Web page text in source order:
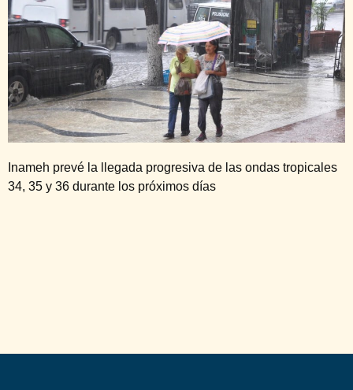
Inameh prevé la llegada progresiva de las ondas tropicales
34, 35 y 36 durante los próximos días